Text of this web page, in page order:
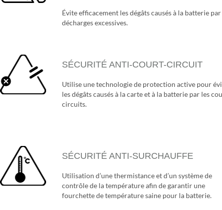
Évite efficacement les dégâts causés à la batterie par
décharges excessives.
SÉCURITÉ ANTI-COURT-CIRCUIT
Utilise une technologie de protection active pour
les dégâts causés à la carte et à la batterie par les
circuits.
SÉCURITÉ ANTI-SURCHAUFFE
Utilisation d’une thermistance et d’un système de
contrôle de la température afin de garantir une
fourchette de température saine pour la batterie.